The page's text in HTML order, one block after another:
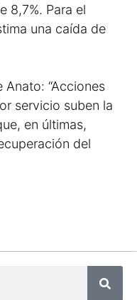
8,7%. Para el
una caída de
“Acciones
servicio suben la
en últimas,
del